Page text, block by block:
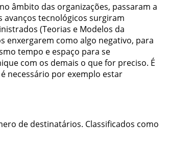
no âmbito das organizações, passaram a
avanços tecnológicos surgiram
(Teorias e Modelos da
enxergarem como algo negativo, para
tempo e espaço para se
com os demais o quefor preciso. É
é necessário por exemplo estar
de destinatários. Classificados como